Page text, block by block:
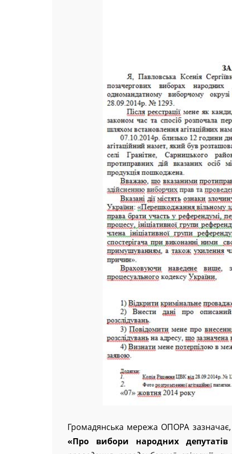
Громадянська мережа ОПОРА